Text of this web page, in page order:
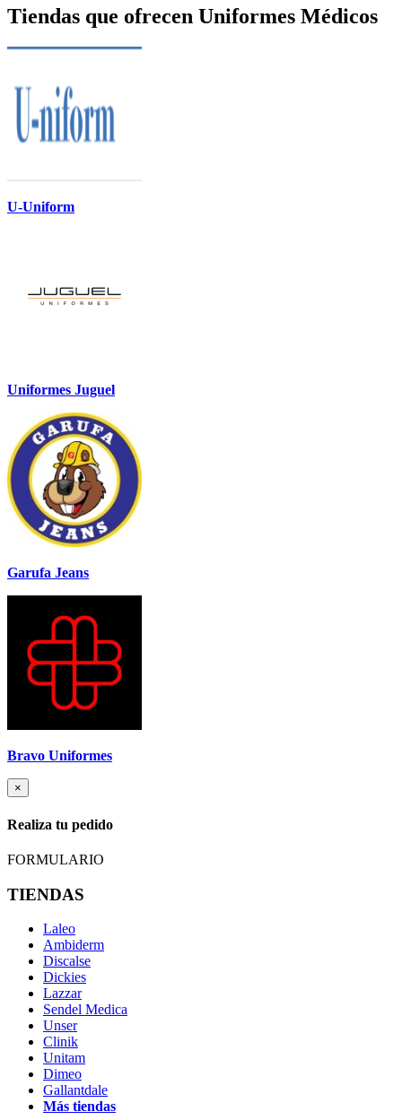
Tiendas que ofrecen Uniformes Médicos
U-Uniform
Uniformes Juguel
Garufa Jeans
Bravo Uniformes
×
Realiza tu pedido
FORMULARIO
TIENDAS
Laleo
Ambiderm
Discalse
Dickies
Lazzar
Sendel Medica
Unser
Clinik
Unitam
Dimeo
Gallantdale
Más tiendas